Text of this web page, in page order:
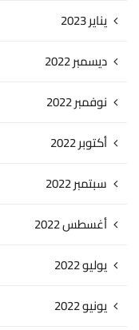
يناير 2023
ديسمبر 2022
نوفمبر 2022
أكتوبر 2022
سبتمبر 2022
أغسطس 2022
يوليو 2022
يونيو 2022